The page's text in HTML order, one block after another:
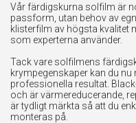
Vår färdigskurna solfilm är
passform, utan behov av
klisterfilm av högsta kvalitet
som experterna använder.
Tack vare solfilmens
krympegenskaper kan du
professionella resultat.
och är värmereducerande,
är tydligt märkta så att du
monteras på.